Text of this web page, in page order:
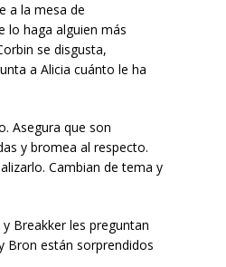
a la mesa de
lo haga alguien más
se disgusta,
a Alicia cuánto le ha
Asegura que son
y bromea al respecto.
Cambian de tema y
Breakker les preguntan
Bron están sorprendidos